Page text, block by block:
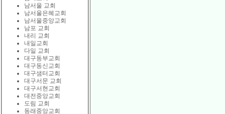
남서울 교회
남서울은혜교회
남서울중앙교회
남포 교회
내리 교회
내일교회
다일 교회
대구동부교회
대구동신교회
대구샘터교회
대구서문 교회
대구서현교회
대전중앙교회
도림 교회
동래중앙교회